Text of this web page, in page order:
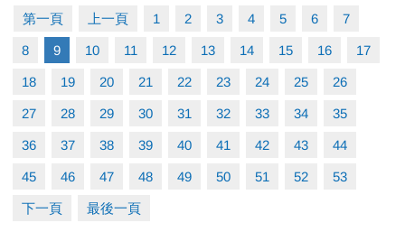
國泰醫療財團法人
第一頁 上一頁 1 2 3 4 5 6 7
8 9 10 11 12 13 14 15 16 17
18 19 20 21 22 23 24 25 26
27 28 29 30 31 32 33 34 35
36 37 38 39 40 41 42 43 44
45 46 47 48 49 50 51 52 53
下一頁 最後一頁